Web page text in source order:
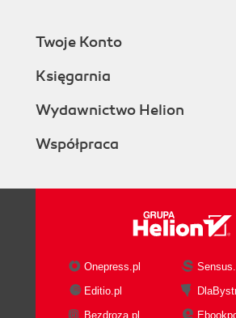
Twoje Konto
Księgarnia
Wydawnictwo Helion
Współpraca
Onepress.pl
Editio.pl
Bezdroza.pl